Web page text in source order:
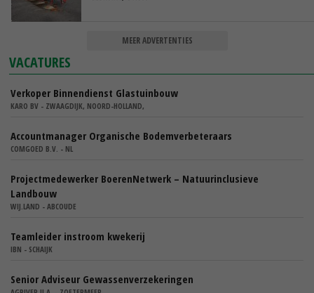
MEER ADVERTENTIES
VACATURES
Verkoper Binnendienst Glastuinbouw
KARO BV - ZWAAGDIJK, NOORD-HOLLAND,
Accountmanager Organische Bodemverbeteraars
COMGOED B.V. - NL
Projectmedewerker BoerenNetwerk – Natuurinclusieve
Landbouw
WIJ.LAND - ABCOUDE
Teamleider instroom kwekerij
IBN - SCHAIJK
Senior Adviseur Gewassenverzekeringen